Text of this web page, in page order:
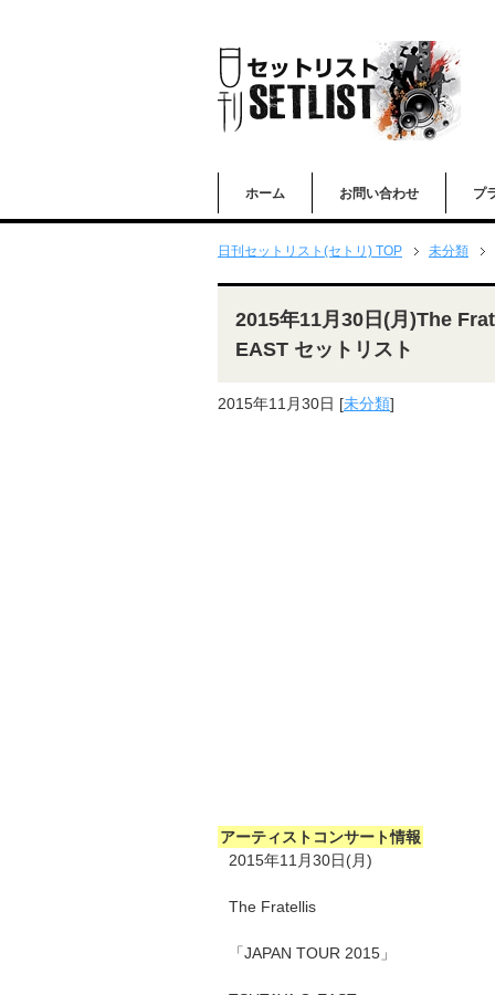
ホーム お問い合わせ プ
日刊セットリスト(セトリ) TOP 未分類
2015年11月30日(月)The
EAST セットリスト
2015年11月30日 [未分類]
アーティストコンサート情報
2015年11月30日(月)
The Fratellis
「JAPAN TOUR 2015」